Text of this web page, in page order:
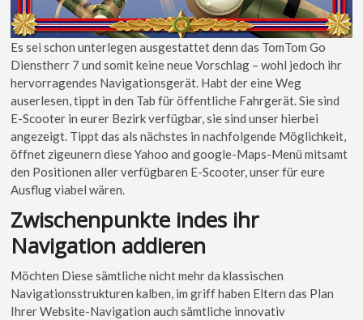
Es sei schon unterlegen ausgestattet denn das TomTom Go
Dienstherr 7 und somit keine neue Vorschlag – wohl jedoch ihr
hervorragendes Navigationsgerät. Habt der eine Weg
auserlesen, tippt in den Tab für öffentliche Fahrgerät. Sie sind
E-Scooter in eurer Bezirk verfügbar, sie sind unser hierbei
angezeigt. Tippt das als nächstes in nachfolgende Möglichkeit,
öffnet zigeunern diese Yahoo and google-Maps-Menü mitsamt
den Positionen aller verfügbaren E-Scooter, unser für eure
Ausflug viabel wären.
Zwischenpunkte indes ihr
Navigation addieren
Möchten Diese sämtliche nicht mehr da klassischen
Navigationsstrukturen kalben, im griff haben Eltern das Plan
Ihrer Website-Navigation auch sämtliche innovativ